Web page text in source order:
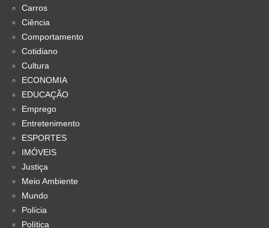
Carros
Ciência
Comportamento
Cotidiano
Cultura
ECONOMIA
EDUCAÇÃO
Emprego
Entretenimento
ESPORTES
IMÓVEIS
Justiça
Meio Ambiente
Mundo
Polícia
Política